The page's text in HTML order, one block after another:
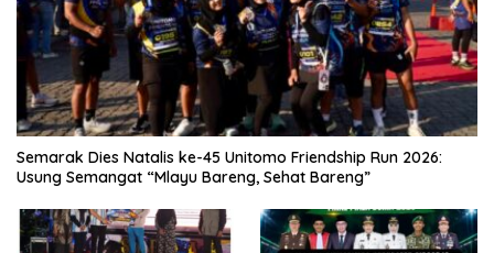
Semarak Dies Natalis ke-45 Unitomo Friendship Run 2026:
Usung Semangat “Mlayu Bareng, Sehat Bareng”